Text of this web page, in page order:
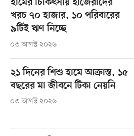
হামের চিকিৎসায় হাজেরাদের
খরচ ৭০ হাজার, ১০ পরিবারের
৯টিই ঋণ নিচ্ছে
০৩ আগস্ট ২০২৬
২১ দিনের শিশু হামে আক্রান্ত, ১৫
বছরের মা জীবনে টিকা নেয়নি
০৩ আগস্ট ২০২৬